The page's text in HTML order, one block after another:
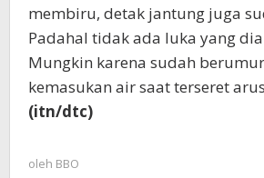
membiru, detak jantung juga
Padahal tidak ada luka yang
Mungkin karena sudah
kemasukan air saat terseret
(itn/dtc)
oleh BBO